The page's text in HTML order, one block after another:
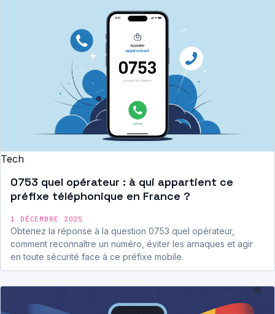
Tech
0753 quel opérateur : à qui appartient ce
préfixe téléphonique en France ?
1 DÉCEMBRE 2025
Obtenez la réponse à la question 0753 quel opérateur,
comment reconnaître un numéro, éviter les arnaques et agir
en toute sécurité face à ce préfixe mobile.